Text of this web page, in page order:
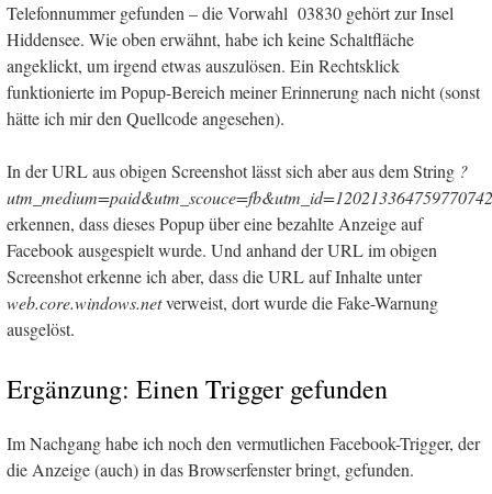
Telefonnummer gefunden – die Vorwahl 03830 gehört zur Insel
Hiddensee. Wie oben erwähnt, habe ich keine Schaltfläche
angeklickt, um irgend etwas auszulösen. Ein Rechtsklick
funktionierte im Popup-Bereich meiner Erinnerung nach nicht (sonst
hätte ich mir den Quellcode angesehen).
In der URL aus obigen Screenshot lässt sich aber aus dem String ?
utm_medium=paid&utm_scouce=fb&utm_id=120213364759770742
erkennen, dass dieses Popup über eine bezahlte Anzeige auf
Facebook ausgespielt wurde. Und anhand der URL im obigen
Screenshot erkenne ich aber, dass die URL auf Inhalte unter
web.core.windows.netverweist, dort wurde die Fake-Warnung
ausgelöst.
Ergänzung: Einen Trigger gefunden
Im Nachgang habe ich noch den vermutlichen Facebook-Trigger, der
die Anzeige (auch) in das Browserfenster bringt, gefunden.